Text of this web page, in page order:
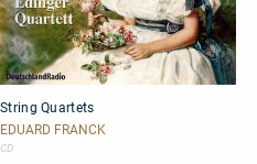
Quartets
String Quartets
EDUARD FRANCK
CD